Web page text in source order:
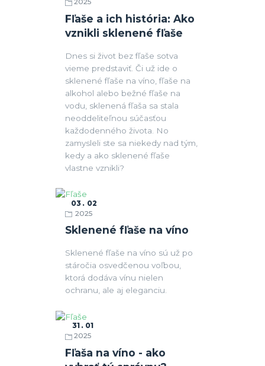
Fľaše a ich história: Ako
vznikli sklenené fľaše
2025
Fľaše
Dnes si život bez fľaše sotva
vieme predstaviť. Či už ide o
sklenené fľaše na víno, fľaše na
alkohol alebo bežné fľaše na
vodu, sklenená fľaša sa stala
neoddeliteľnou súčasťou
každodenného života. No
zamysleli ste sa niekedy nad tým,
kedy a ako sklenené fľaše
vlastne vznikli?
Sklenené fľaše na víno
03
02
2025
Fľaše
Sklenené fľaše na víno sú už po
stáročia osvedčenou voľbou,
ktorá dodáva vínu nielen
ochranu, ale aj eleganciu.
Fľaša na víno - ako
31
01
2025
Fľaše